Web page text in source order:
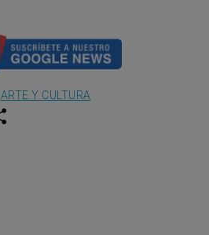
ARTE Y CULTURA